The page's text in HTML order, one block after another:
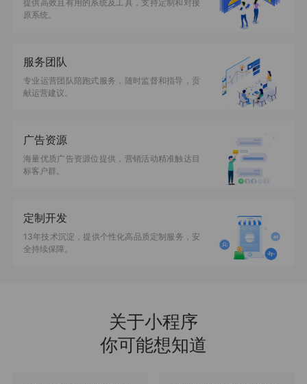
提供高效且有用的系统及工具，支持定制和对接
原系统。
服务团队
专业运营团队陪跑式服务，随时监督和指导，贡
献运营建议。
广告资源
海量优质广告资源位提供，营销活动精准触达目
标客户群。
定制开发
13年技术沉淀，提供个性化高品质定制服务，安
全持续保障。
关于小程序
你可能想知道